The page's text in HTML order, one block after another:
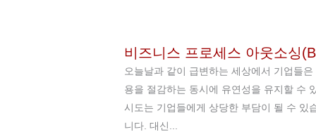
비즈니스 프로세스 아웃소싱
오늘날과 같이 급변하는 세상에서 기업들
용을 절감하는 동시에 유연성을 유지할 수
시도는 기업들에게 상당한 부담이 될 수 있
니다. 대신...